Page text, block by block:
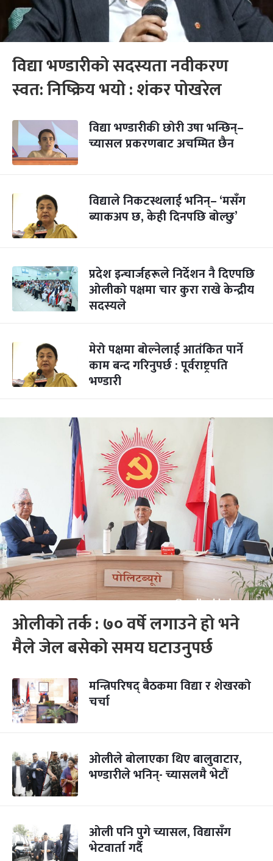
विद्या भण्डारीको सदस्यता नवीकरण
स्वत: निष्क्रिय भयो : शंकर पोखरेल
विद्या भण्डारीकी छोरी उषा भन्छिन्–
च्यासल प्रकरणबाट अचम्मित छैन
विद्याले निकटस्थलाई भनिन्– ‘मसँग
ब्याकअप छ, केही दिनपछि बोल्छु’
प्रदेश इन्चार्जहरूले निर्देशन नै दिएपछि
ओलीको पक्षमा चार कुरा राखे केन्द्रीय
सदस्यले
मेरो पक्षमा बोल्नेलाई आतंकित पार्ने
काम बन्द गरिनुपर्छ : पूर्वराष्ट्रपति
भण्डारी
ओलीको तर्क : ७० वर्षे लगाउने हो भने
मैले जेल बसेको समय घटाउनुपर्छ
मन्त्रिपरिषद् बैठकमा विद्या र शेखरको
चर्चा
ओलीले बोलाएका थिए बालुवाटार,
भण्डारीले भनिन्- च्यासलमै भेटौं
ओली पनि पुगे च्यासल, विद्यासँग
भेटवार्ता गर्दै